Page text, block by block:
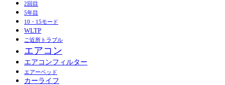
2回目
5年目
10・15モード
WLTP
ご近所トラブル
エアコン
エアコンフィルター
エアーベッド
カーライフ